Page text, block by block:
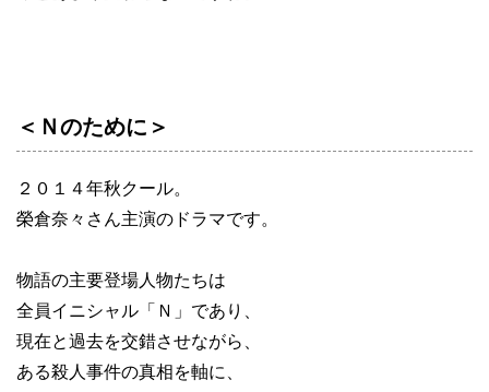
＜Ｎのために＞
２０１４年秋クール。
榮倉奈々さん主演のドラマです。
物語の主要登場人物たちは
全員イニシャル「Ｎ」であり、
現在と過去を交錯させながら、
ある殺人事件の真相を軸に、